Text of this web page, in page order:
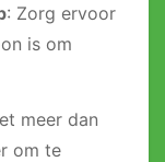
: Zorg ervoor
is om
meer dan
om te